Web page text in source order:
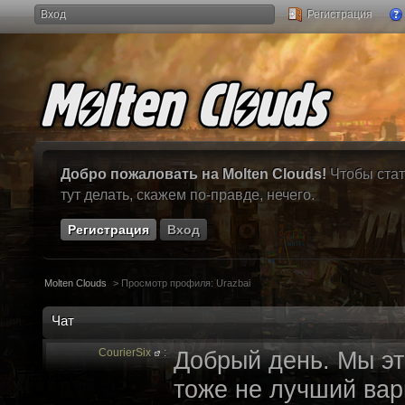
Вход Регистрация
Добро пожаловать на Molten Clouds! Чтобы
тут делать, скажем по-правде, нечего.
Регистрация Вход
Molten Clouds > Просмотр профиля: Urazbai
Чат
CourierSix : Добрый день. Мы
тоже не лучший